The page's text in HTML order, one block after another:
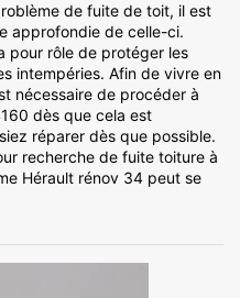
de fuite de toit, il est
approfondie de celle-ci.
pour rôle de protéger les
intempéries. Afin de vivre en
nécessaire de procéder à
dès que cela est
réparer dès que possible.
recherche de fuite toiture à
Hérault rénov 34 peut se